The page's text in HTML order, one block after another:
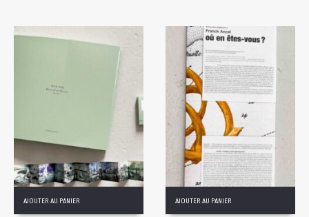
AJOUTER AU PANIER AJOUTER AU PANIER